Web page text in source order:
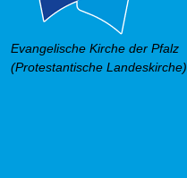
Evangelische Kirche der Pfalz
(Protestantische Landeskirche)